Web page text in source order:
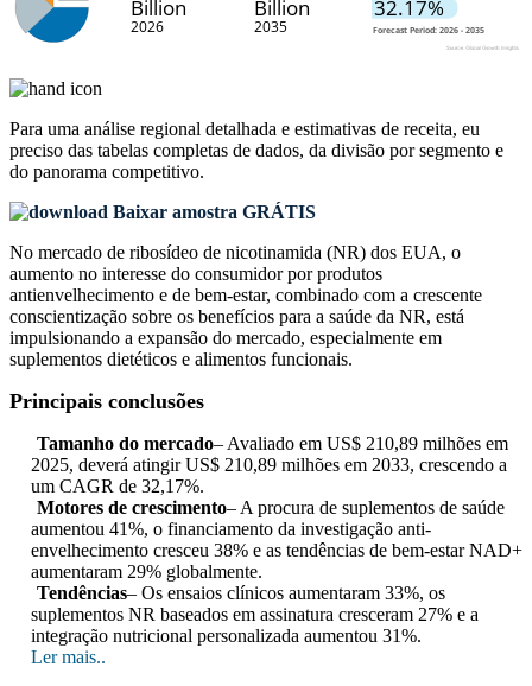
Para uma análise regional detalhada e estimativas de receita, eu
preciso das tabelas completas de dados, da divisão por segmento e
do panorama competitivo.
Baixar amostra GRÁTIS
No mercado de ribosídeo de nicotinamida (NR) dos EUA, o
aumento no interesse do consumidor por produtos
antienvelhecimento e de bem-estar, combinado com a crescente
conscientização sobre os benefícios para a saúde da NR, está
impulsionando a expansão do mercado, especialmente em
suplementos dietéticos e alimentos funcionais.
Principais conclusões
Tamanho do mercado– Avaliado em US$ 210,89 milhões em
2025, deverá atingir US$ 210,89 milhões em 2033, crescendo a
um CAGR de 32,17%.
Motores de crescimento– A procura de suplementos de saúde
aumentou 41%, o financiamento da investigação anti-
envelhecimento cresceu 38% e as tendências de bem-estar NAD+
aumentaram 29% globalmente.
Tendências– Os ensaios clínicos aumentaram 33%, os
suplementos NR baseados em assinatura cresceram 27% e a
integração nutricional personalizada aumentou 31%.
Ler mais..